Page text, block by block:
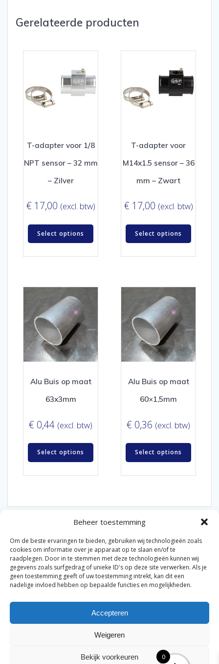
Beheer toestemming
Om de beste ervaringen te bieden, gebruiken wij technologieën zoals
cookies om informatie over je apparaat op te slaan en/of te
raadplegen. Door in te stemmen met deze technologieën kunnen wij
gegevens zoals surfgedrag of unieke ID's op deze site verwerken. Als je
geen toestemming geeft of uw toestemming intrekt, kan dit een
nadelige invloed hebben op bepaalde functies en mogelijkheden.
Accepteren
Weigeren
Bekijk voorkeuren
Gerelateerde producten
T-adapter voor 1/8
NPT sensor – 32 mm
– Zilver
€ 17,00 (excl. btw)
Select options
T-adapter voor
M14x1.5 sensor – 36
mm – Zwart
€ 17,00 (excl. btw)
Select options
Alu Buis op maat
63x3mm
€ 0,44 (excl. btw)
Select options
Alu Buis op maat
60×1,5mm
€ 0,36 (excl. btw)
Select options
© 2026 Van der Bel Las en Radiateurenbedrijf.
Privacyverklaring|Cookiebeleid|Retourbeleid|
Algemene voorwaarden voor consumenten
algemene voorwaarden
Disclaimer
genoemd. Geen officiële samenwerking tenzij anders
0